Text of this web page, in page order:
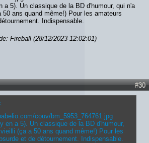
a 5). Un classique de la BD d'humour, qui n'a
50 ans quand même!) Pour les amateurs
Indispensable.
Fireball (28/12/2023 12:02:01)
#30
couv/bm_5953_764761.jpg
y en a 5). Un classique de la BD d'humour,
(ça a 50 ans quand même!) Pour les
et de détournement. Indispensable.